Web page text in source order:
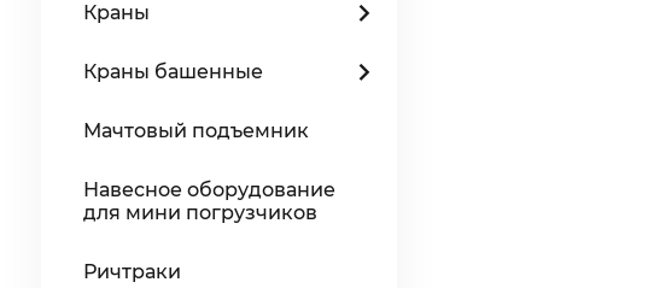
Краны
Краны башенные
Мачтовый подъемник
Навесное оборудование
для мини погрузчиков
Ричтраки